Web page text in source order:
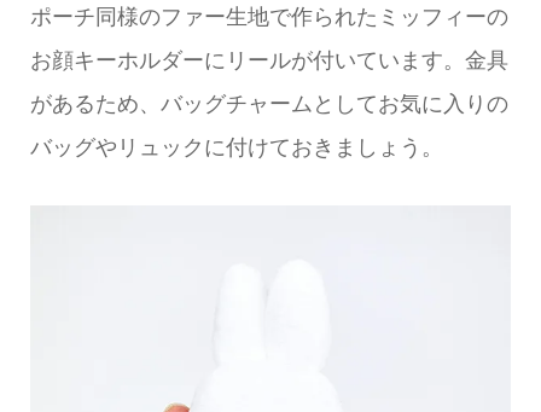
ポーチ同様のファー生地で作られたミッフィーの
お顔キーホルダーにリールが付いています。金具
があるため、バッグチャームとしてお気に入りの
バッグやリュックに付けておきましょう。